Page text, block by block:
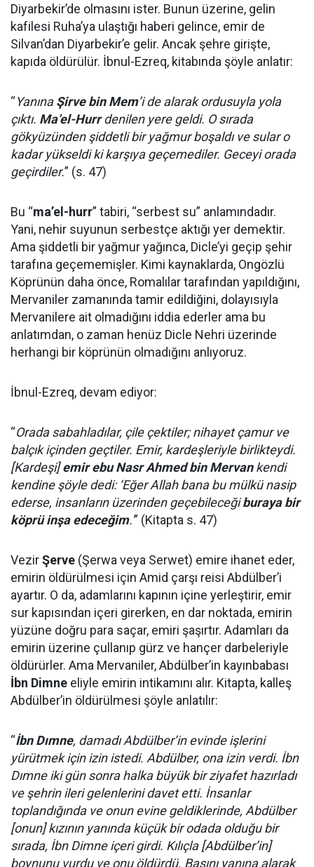
Diyarbekir’de olmasını ister. Bunun üzerine, gelin
kafilesi Ruha’ya ulaştığı haberi gelince, emir de
Silvan’dan Diyarbekir’e gelir. Ancak şehre girişte,
kapıda öldürülür. İbnul-Ezreq, kitabında şöyle anlatır:
“YanınaŞirve bin Mem’i de alarak ordusuyla yola
çıktı. Ma’el-Hurrdenilen yere geldi. O sırada
gökyüzünden şiddetli bir yağmur boşaldı ve sular o
kadar yükseldi ki karşıya geçemediler. Geceyi orada
geçirdiler.” (s. 47)
Bu “ma’el-hurr” tabiri, “serbest su” anlamındadır.
Yani, nehir suyunun serbestçe aktığı yer demektir.
Ama şiddetli bir yağmur yağınca, Dicle’yi geçip şehir
tarafına geçememişler. Kimi kaynaklarda, Ongözlü
Köprünün daha önce, Romalılar tarafından yapıldığını,
Mervaniler zamanında tamir edildiğini, dolayısıyla
Mervanilere ait olmadığını iddia ederler ama bu
anlatımdan, o zaman henüz Dicle Nehri üzerinde
herhangi bir köprünün olmadığını anlıyoruz.
İbnul-Ezreq, devam ediyor:
“Orada sabahladılar, çile çektiler; nihayet çamur ve
balçık içinden geçtiler. Emir, kardeşleriyle birlikteydi.
[Kardeşi]emir ebu Nasr Ahmed bin Mervankendi
kendine şöyle dedi: ‘Eğer Allah bana bu mülkü nasip
ederse, insanların üzerinden geçebileceğiburaya bir
köprü inşa edeceğim.'” (Kitapta s. 47)
VezirŞerve (Şerwa veya Serwet) emire ihanet eder,
emirin öldürülmesi için Amid çarşı reisi Abdülber’i
ayartır. O da, adamlarını kapının içine yerleştirir, emir
sur kapısından içeri girerken, en dar noktada, emirin
yüzüne doğru para saçar, emiri şaşırtır. Adamları da
emirin üzerine çullanıp gürz ve hançer darbeleriyle
öldürürler. Ama Mervaniler, Abdülber’in kayınbabası
İbn Dimne eliyle emirin intikamını alır. Kitapta, kalleş
Abdülber’in öldürülmesi şöyle anlatılır:
“İbn Dımne, damadı Abdülber’in evinde işlerini
yürütmek için izin istedi. Abdülber, ona izin verdi. İbn
Dımne iki gün sonra halka büyük bir ziyafet hazırladı
ve şehrin ileri gelenlerini davet etti. İnsanlar
toplandığında ve onun evine geldiklerinde, Abdülber
[onun] kızının yanında küçük bir odada olduğu bir
sırada, İbn Dimne içeri girdi. Kılıçla [Abdülber’in]
boynunu vurdu ve onu öldürdü. Başını yanına alarak